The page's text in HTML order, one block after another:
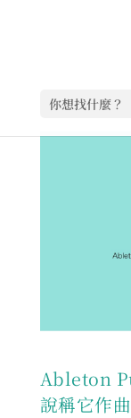
你想找什麼？
Ableton
說稱它作